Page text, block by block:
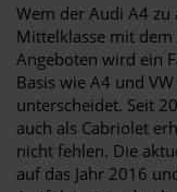
Wem der Audi A4
Mittelklasse mit dem
Angeboten wird ein
Basis wie A4 und
unterscheidet. Seit
auch als Cabriolet
nicht fehlen. Die
auf das Jahr 2016